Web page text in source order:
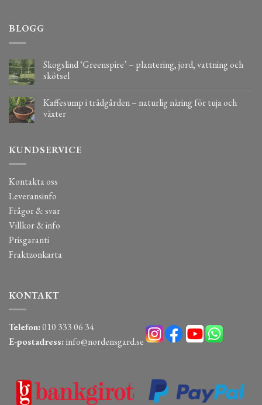
BLOGG
Skogslind ‘Greenspire’ – plantering, jord, vattning och
skötsel
Kaffesump i trädgården – naturlig näring för tuja och
växter
KUNDSERVICE
Kontakta oss
Leveransinfo
Frågor & svar
Villkor & info
Prisgaranti
Fraktzonkarta
KONTAKT
Telefon:010 333 06 34
E-postadress: info@nordensgard.se